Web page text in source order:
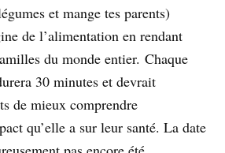
et mange tes parents)
de l’alimentation en rendant
du monde entier. Chaque
30 minutes et devrait
de mieux comprendre
qu’elle a sur leur santé. La date